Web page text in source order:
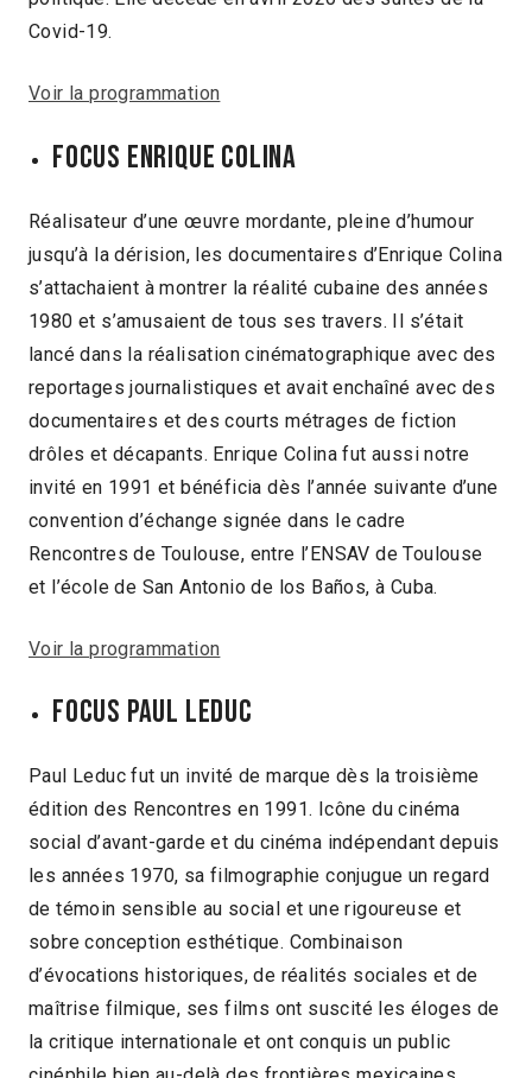
Covid-19.
Voir la programmation
FOCUS ENRIQUE COLINA
Réalisateur d’une œuvre mordante, pleine d’humour
jusqu’à la dérision, les documentaires d’Enrique Colina
s’attachaient à montrer la réalité cubaine des années
1980 et s’amusaient de tous ses travers. Il s’était
lancé dans la réalisation cinématographique avec des
reportages journalistiques et avait enchaîné avec des
documentaires et des courts métrages de fiction
drôles et décapants. Enrique Colina fut aussi notre
invité en 1991 et bénéficia dès l’année suivante d’une
convention d’échange signée dans le cadre
Rencontres de Toulouse, entre l’ENSAV de Toulouse
et l’école de San Antonio de los Baños, à Cuba.
Voir la programmation
FOCUS PAUL LEDUC
Paul Leduc fut un invité de marque dès la troisième
édition des Rencontres en 1991. Icône du cinéma
social d’avant-garde et du cinéma indépendant depuis
les années 1970, sa filmographie conjugue un regard
de témoin sensible au social et une rigoureuse et
sobre conception esthétique. Combinaison
d’évocations historiques, de réalités sociales et de
maîtrise filmique, ses films ont suscité les éloges de
la critique internationale et ont conquis un public